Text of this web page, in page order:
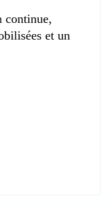
continue,
et un